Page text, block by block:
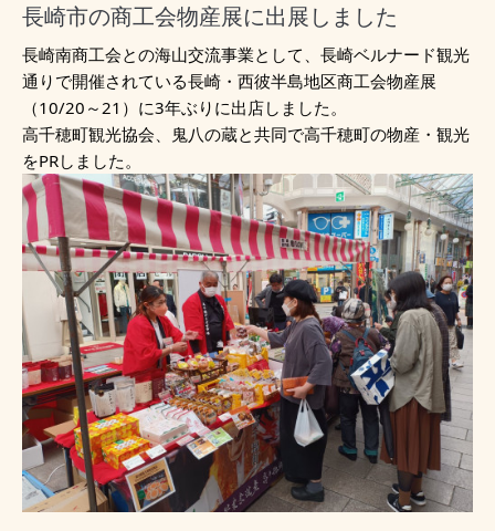
長崎市の商工会物産展に出展しました
長崎南商工会との海山交流事業として、長崎ベルナード観光
通りで開催されている長崎・西彼半島地区商工会物産展
（10/20～21）に3年ぶりに出店しました。
高千穂町観光協会、鬼八の蔵と共同で高千穂町の物産・観光
をPRしました。